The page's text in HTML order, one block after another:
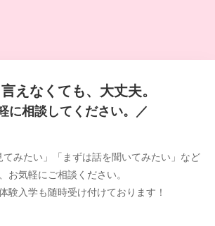
えなくても、大丈夫。
に相談してください。／
てみたい」「まずは話を聞いてみたい」など
お気軽にご相談ください。
験入学も随時受け付けております！